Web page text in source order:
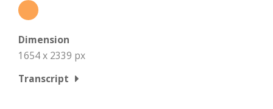
Dimension
1654 x 2339 px
Transcript